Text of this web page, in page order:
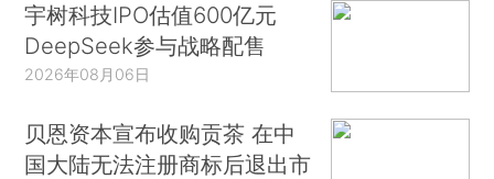
宇树科技IPO估值600亿元
DeepSeek参与战略配售
2026年08月06日
贝恩资本宣布收购贡茶 在中
国大陆无法注册商标后退出市